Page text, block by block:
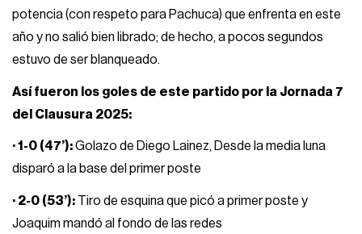
potencia (con respeto para Pachuca) que enfrenta en este
año y no salió bien librado; de hecho, a pocos segundos
estuvo de ser blanqueado.
Así fueron los goles de este partido por la Jornada 7
del Clausura 2025:
· 1-0 (47’):Golazo de Diego Lainez, Desde la media luna
disparó a la base del primer poste
· 2-0 (53’): Tiro de esquina que picó a primer poste y
Joaquim mandó al fondo de las redes